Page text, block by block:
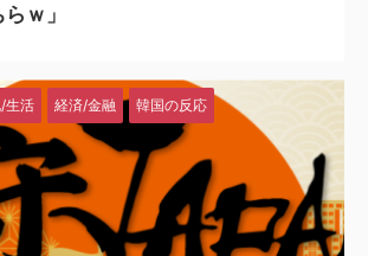
ｗ」
生活 経済/金融 韓国の反応